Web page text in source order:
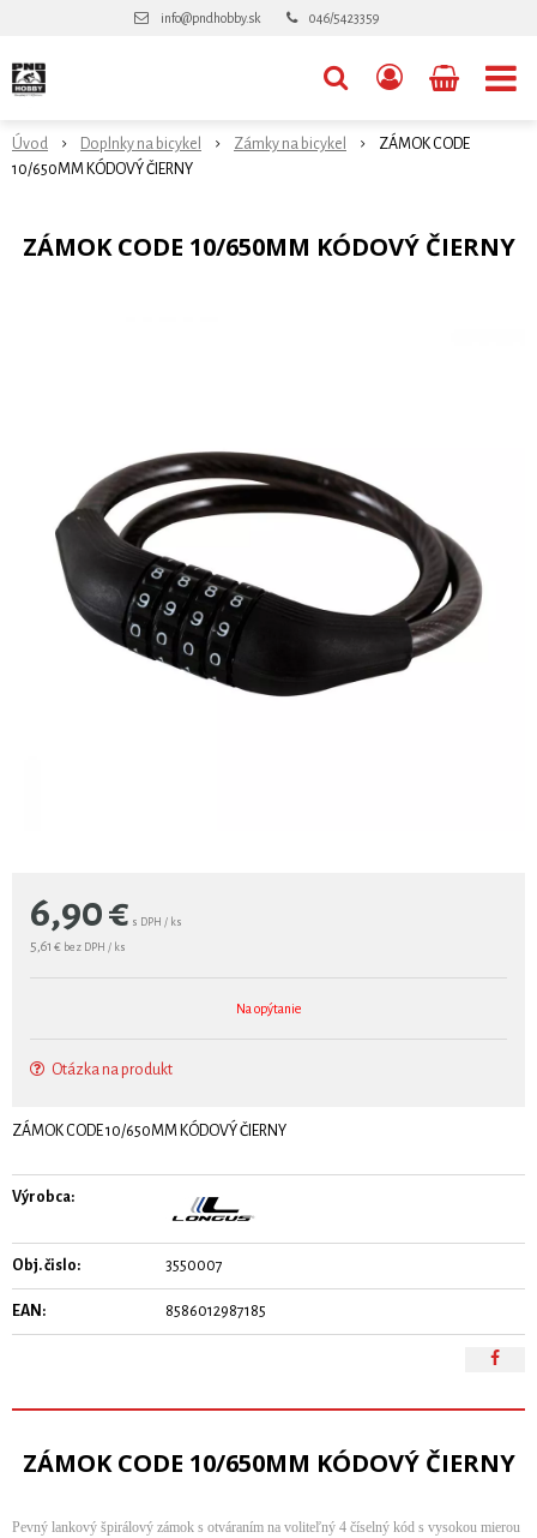
info@pndhobby.sk 046/5423359
Úvod Doplnky na bicykel Zámky na bicykel
ZÁMOK CODE
10/650MM KÓDOVÝ ČIERNY
ZÁMOK CODE 10/650MM KÓDOVÝ ČIERNY
6,90€ s DPH / ks
5,61 € bez DPH / ks
Na opýtanie
Otázka na produkt
ZÁMOK CODE 10/650MM KÓDOVÝ ČIERNY
Výrobca:
Obj. čislo: 3550007
EAN: 8586012987185
ZÁMOK CODE 10/650MM KÓDOVÝ ČIERNY
Pevný lankový špirálový zámok s otváraním na voliteľný 4 číselný kód s vysokou mierou